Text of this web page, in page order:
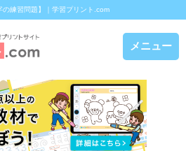
練習問題】｜学習プリント.com
メニュー